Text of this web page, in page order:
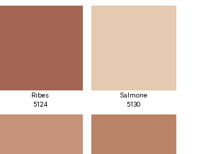
Ribes
5124
Salmone
5130